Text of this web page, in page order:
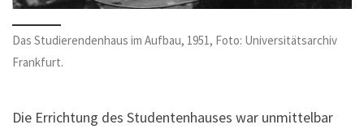
Das Studierendenhaus im Aufbau, 1951, Foto: Universitätsarchiv
Frankfurt.
Die Errichtung des Studentenhauses war unmittelbar